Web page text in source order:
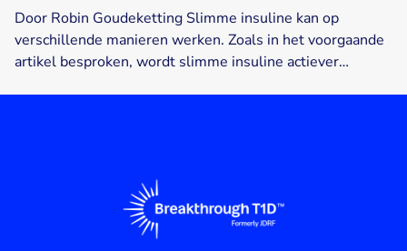
Door Robin Goudeketting Slimme insuline kan op
verschillende manieren werken. Zoals in het voorgaande
artikel besproken, wordt slimme insuline actiever…